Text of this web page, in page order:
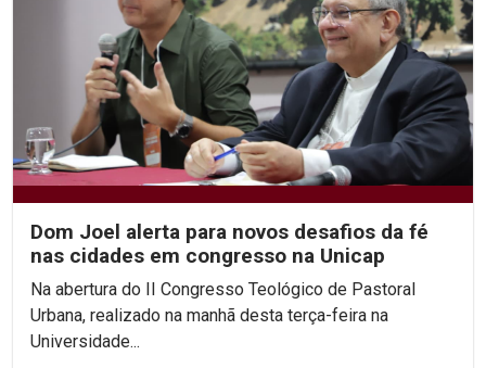
Dom Joel alerta para novos desafios da fé
nas cidades em congresso na Unicap
Na abertura do II Congresso Teológico de Pastoral
Urbana, realizado na manhã desta terça-feira na
Universidade...